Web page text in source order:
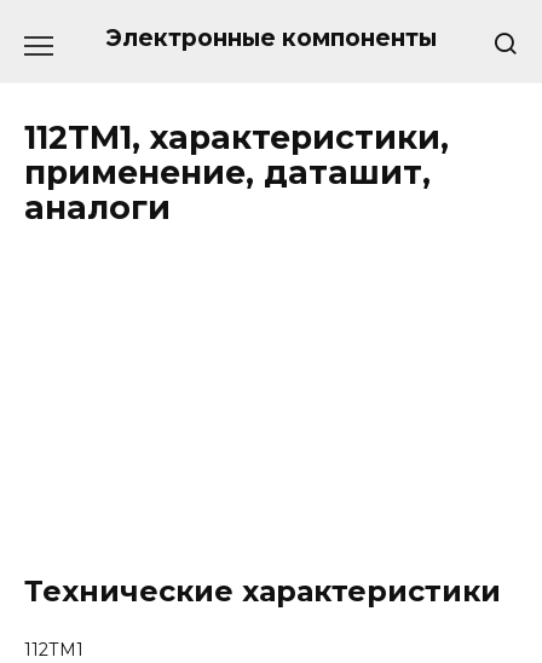
содержанию
Электронные компоненты
112ТМ1, характеристики,
применение, даташит,
аналоги
Технические характеристики
112ТМ1